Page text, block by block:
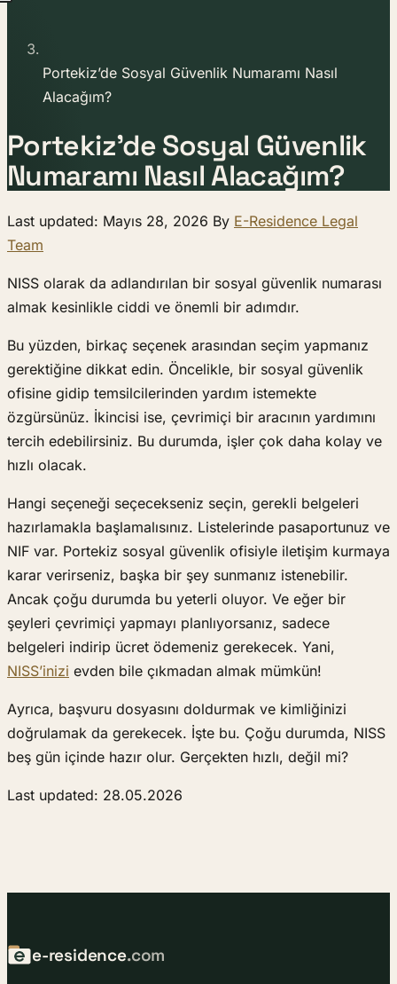
Portekiz’de Sosyal Güvenlik Numaramı Nasıl
Alacağım?
Portekiz’de Sosyal Güvenlik
Numaramı Nasıl Alacağım?
Last updated: Mayıs 28, 2026 By E-Residence Legal
Team
NISS olarak da adlandırılan bir sosyal güvenlik numarası
almak kesinlikle ciddi ve önemli bir adımdır.
Bu yüzden, birkaç seçenek arasından seçim yapmanız
gerektiğine dikkat edin. Öncelikle, bir sosyal güvenlik
ofisine gidip temsilcilerinden yardım istemekte
özgürsünüz. İkincisi ise, çevrimiçi bir aracının yardımını
tercih edebilirsiniz. Bu durumda, işler çok daha kolay ve
hızlı olacak.
Hangi seçeneği seçecekseniz seçin, gerekli belgeleri
hazırlamakla başlamalısınız. Listelerinde pasaportunuz ve
NIF var. Portekiz sosyal güvenlik ofisiyle iletişim kurmaya
karar verirseniz, başka bir şey sunmanız istenebilir.
Ancak çoğu durumda bu yeterli oluyor. Ve eğer bir
şeyleri çevrimiçi yapmayı planlıyorsanız, sadece
belgeleri indirip ücret ödemeniz gerekecek. Yani,
NISS’inizi evden bile çıkmadan almak mümkün!
Ayrıca, başvuru dosyasını doldurmak ve kimliğinizi
doğrulamak da gerekecek. İşte bu. Çoğu durumda, NISS
beş gün içinde hazır olur. Gerçekten hızlı, değil mi?
Last updated: 28.05.2026
e-residence.com